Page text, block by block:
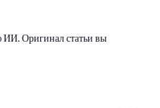
Оригинал статьи вы